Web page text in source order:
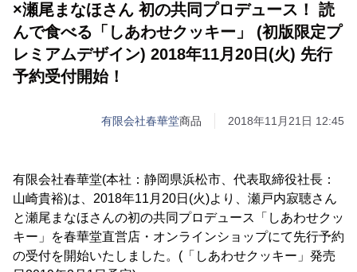
×瀬尾まなほさん 初の共同プロデュース！ 読
んで食べる「しあわせクッキー」 (初版限定プ
レミアムデザイン) 2018年11月20日(火) 先行
予約受付開始！
有限会社春華堂商品 2018年11月21日 12:45
有限会社春華堂(本社：静岡県浜松市、代表取締役社長：
山崎貴裕)は、2018年11月20日(火)より、瀬戸内寂聴さん
と瀬尾まなほさんの初の共同プロデュース「しあわせクッ
キー」を春華堂直営店・オンラインショップにて先行予約
の受付を開始いたしました。(「しあわせクッキー」発売